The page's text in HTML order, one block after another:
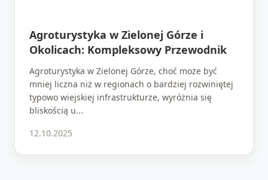
Agroturystyka w Zielonej Górze i
Okolicach: Kompleksowy Przewodnik
Agroturystyka w Zielonej Górze, choć może być
mniej liczna niż w regionach o bardziej rozwiniętej
typowo wiejskiej infrastrukturze, wyróżnia się
bliskością u...
12.10.2025